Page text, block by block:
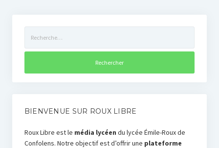
BIENVENUE SUR ROUX LIBRE
Roux Libre est le média lycéen du lycée Émile-Roux de
Confolens. Notre objectif est d’offrir une plateforme